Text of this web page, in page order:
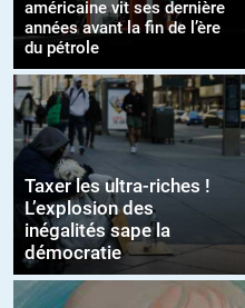
américaine vit ses dernière
années avant la fin de l’ère
du pétrole
Taxer les ultra-riches !
L’explosion des
inégalités sape la
démocratie